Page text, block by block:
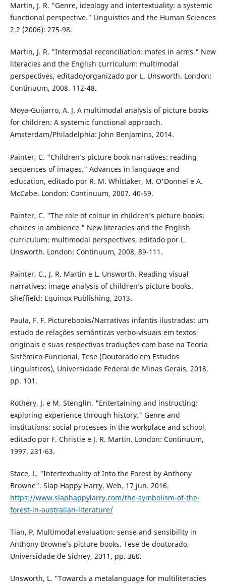
Martin, J. R. "Genre, ideology and intertextuality: a systemic
functional perspective." Linguistics and the Human Sciences
2.2 (2006): 275-98.
Martin, J. R. "Intermodal reconciliation: mates in arms." New
literacies and the English curriculum: multimodal
perspectives, editado/organizado por L. Unsworth. London:
Continuum, 2008. 112-48.
Moya-Guijarro, A. J. A multimodal analysis of picture books
for children: A systemic functional approach.
Amsterdam/Philadelphia: John Benjamins, 2014.
Painter, C. "Children’s picture book narratives: reading
sequences of images." Advances in language and
education, editado por R. M. Whittaker, M. O'Donnel e A.
McCabe. London: Continuum, 2007. 40-59.
Painter, C. "The role of colour in children’s picture books:
choices in ambience." New literacies and the English
curriculum: multimodal perspectives, editado por L.
Unsworth. London: Continuum, 2008. 89-111.
Painter, C., J. R. Martin e L. Unsworth. Reading visual
narratives: image analysis of children’s picture books.
Sheffield: Equinox Publishing, 2013.
Paula, F. F. Picturebooks/Narrativas infantis ilustradas: um
estudo de relações semânticas verbo-visuais em textos
originais e suas respectivas traduções com base na Teoria
Sistêmico-Funcional. Tese (Doutorado em Estudos
Linguísticos), Universidade Federal de Minas Gerais, 2018,
pp. 101.
Rothery, J. e M. Stenglin. "Entertaining and instructing:
exploring experience through history." Genre and
institutions: social processes in the workplace and school,
editado por F. Christie e J. R. Martin. London: Continuum,
1997. 231-63.
Stace, L. "Intertextuality of Into the Forest by Anthony
Browne". Slap Happy Harry. Web. 17 jun. 2016.
https://www.slaphappylarry.com/the-symbolism-of-the-
forest-in-australian-literature/
Tian, P. Multimodal evaluation: sense and sensibility in
Anthony Browne’s picture books. Tese de doutorado,
Universidade de Sidney, 2011, pp. 360.
Unsworth, L. "Towards a metalanguage for multiliteracies